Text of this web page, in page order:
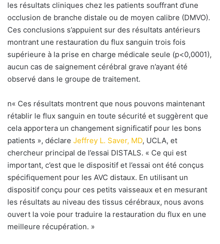
les résultats cliniques chez les patients souffrant d’une
occlusion de branche distale ou de moyen calibre (DMVO).
Ces conclusions s’appuient sur des résultats antérieurs
montrant une restauration du flux sanguin trois fois
supérieure à la prise en charge médicale seule (p<0,0001),
aucun cas de saignement cérébral grave n’ayant été
observé dans le groupe de traitement.
n« Ces résultats montrent que nous pouvons maintenant
rétablir le flux sanguin en toute sécurité et suggèrent que
cela apportera un changement significatif pour les bons
patients », déclare Jeffrey L. Saver, MD, UCLA, et
chercheur principal de l’essai DISTALS. « Ce qui est
important, c’est que le dispositif et l’essai ont été conçus
spécifiquement pour les AVC distaux. En utilisant un
dispositif conçu pour ces petits vaisseaux et en mesurant
les résultats au niveau des tissus cérébraux, nous avons
ouvert la voie pour traduire la restauration du flux en une
meilleure récupération. »